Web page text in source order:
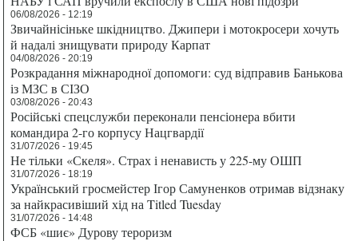
06/08/2026 - 12:19
Звичайнісіньке шкідництво. Джипери і мотокросери хочуть
й надалі знищувати природу Карпат
04/08/2026 - 20:19
Розкрадання міжнародної допомоги: суд відправив Банькова
із МЗС в СІЗО
03/08/2026 - 20:43
Російські спецслужби переконали пенсіонера вбити
командира 2-го корпусу Нацгвардії
31/07/2026 - 19:45
Не тільки «Скеля». Страх і ненависть у 225-му ОШП
31/07/2026 - 18:19
Український гросмейстер Ігор Самуненков отримав відзнаку
за найкрасивіший хід на Titled Tuesday
31/07/2026 - 14:48
ФСБ «шиє» Дурову тероризм